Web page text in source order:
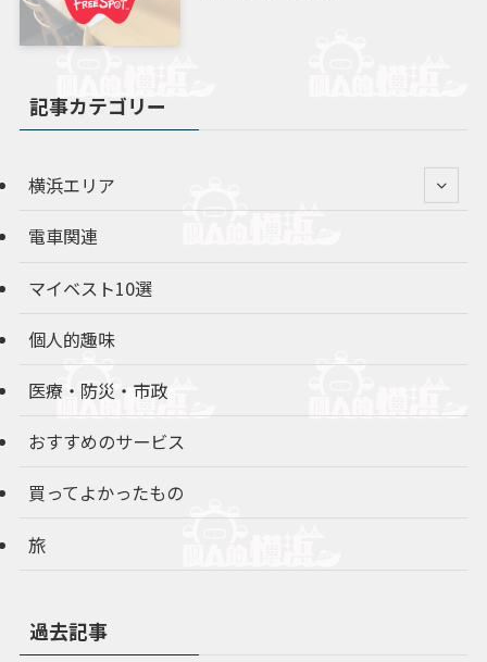
記事カテゴリー
横浜エリア
電車関連
マイベスト10選
個人的趣味
医療・防災・市政
おすすめのサービス
買ってよかったもの
旅
過去記事